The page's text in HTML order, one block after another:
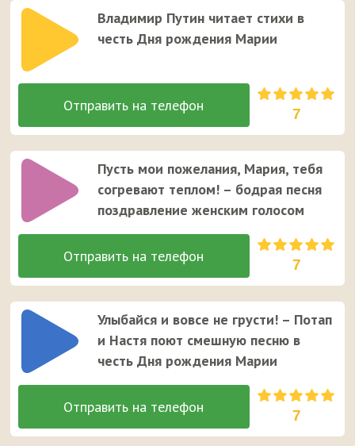
Владимир Путин читает стихи в
честь Дня рождения Марии
7
Пусть мои пожелания, Мария, тебя
согревают теплом! – бодрая песня
поздравление женским голосом
7
Улыбайся и вовсе не грусти! – Потап
и Настя поют смешную песню в
честь Дня рождения Марии
7